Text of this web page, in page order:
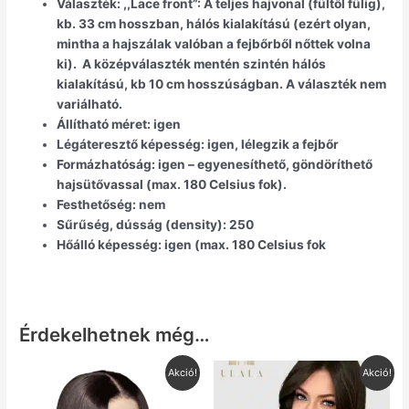
Választék: ,,Lace front”: A teljes hajvonal (fültől fülig),
kb. 33 cm hosszban, hálós kialakítású (ezért olyan,
mintha a hajszálak valóban a fejbőrből nőttek volna
ki). A középválaszték mentén szintén hálós
kialakítású, kb 10 cm hosszúságban. A választék nem
variálható.
Állítható méret: igen
Légáteresztő képesség: igen, lélegzik a fejbőr
Formázhatóság: igen – egyenesíthető, göndöríthető
hajsütővassal (max. 180 Celsius fok).
Festhetőség:nem
Sűrűség, dússág (density): 250
Hőálló képesség: igen (max. 180 Celsius fok
Érdekelhetnek még…
Akció!
price
was:
Current
price
is:
Akció!
Original
price
was:
Current
price
is: